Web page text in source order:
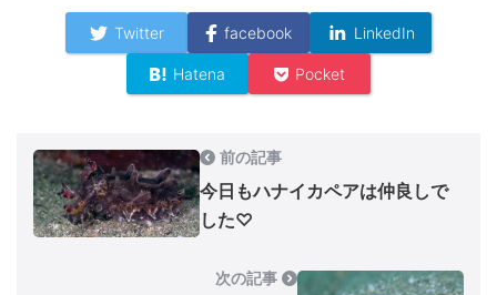
Twitter facebook LinkedIn
Hatena Pocket
前の記事
今日もハナイカペアは仲良しで
した♡
次の記事